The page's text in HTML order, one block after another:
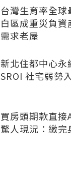
台灣生育率全
白區成重災負
需求老屋
新北住都中心永
SROI 社宅弱勢
買房頭期款直
驚人現況：繳